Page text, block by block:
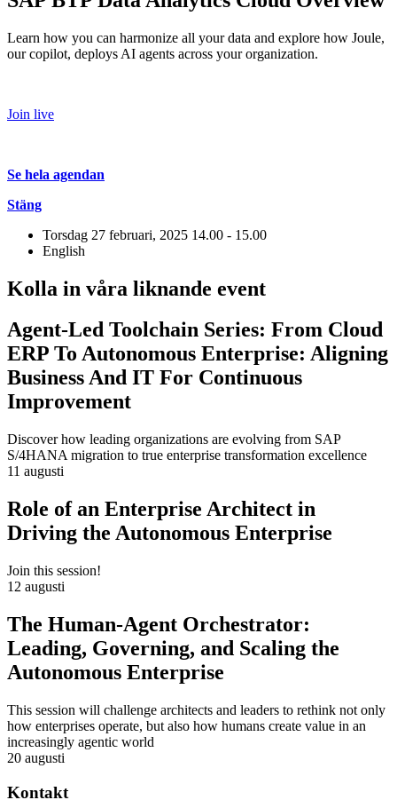
Learn how you can harmonize all your data and explore how Joule,
our copilot, deploys AI agents across your organization.
Join live
Se hela agendan
Stäng
Torsdag 27 februari, 2025 14.00 - 15.00
English
Kolla in våra liknande event
Agent-Led Toolchain Series: From Cloud
ERP To Autonomous Enterprise: Aligning
Business And IT For Continuous
Improvement
Discover how leading organizations are evolving from SAP
S/4HANA migration to true enterprise transformation excellence
11 augusti
Role of an Enterprise Architect in
Driving the Autonomous Enterprise
Join this session!
12 augusti
The Human-Agent Orchestrator:
Leading, Governing, and Scaling the
Autonomous Enterprise
This session will challenge architects and leaders to rethink not only
how enterprises operate, but also how humans create value in an
increasingly agentic world
20 augusti
Kontakt